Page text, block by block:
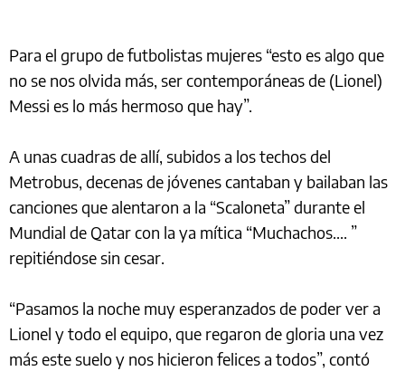
Para el grupo de futbolistas mujeres “esto es algo que
no se nos olvida más, ser contemporáneas de (Lionel)
Messi es lo más hermoso que hay”.
A unas cuadras de allí, subidos a los techos del
Metrobus, decenas de jóvenes cantaban y bailaban las
canciones que alentaron a la “Scaloneta” durante el
Mundial de Qatar con la ya mítica “Muchachos.... ”
repitiéndose sin cesar.
“Pasamos la noche muy esperanzados de poder ver a
Lionel y todo el equipo, que regaron de gloria una vez
más este suelo y nos hicieron felices a todos”, contó